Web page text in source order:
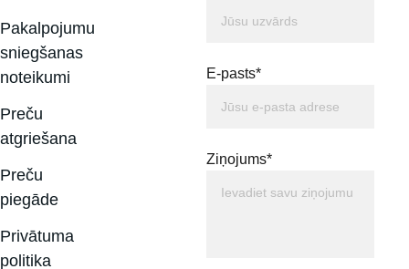
E-pasts*
Ziņojums*
Pakalpojumu
sniegšanas
noteikumi
Preču
atgriešana
Preču
piegāde
Privātuma
politika